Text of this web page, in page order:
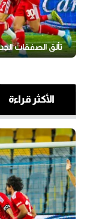
تألق الصفقات
الأكثر قراءة